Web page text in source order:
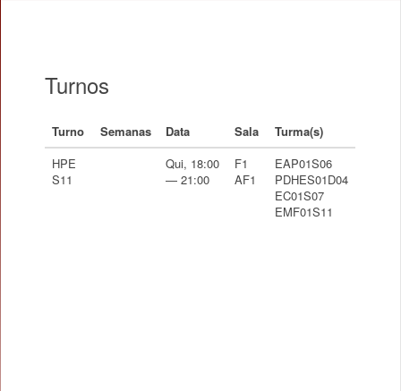
Turnos
Turno Semanas Data Sala
Turma(s)
HPE
S11
Qui, 18:00
— 21:00
F1
AF1
EAP01S06
PDHES01D04
EC01S07
EMF01S11